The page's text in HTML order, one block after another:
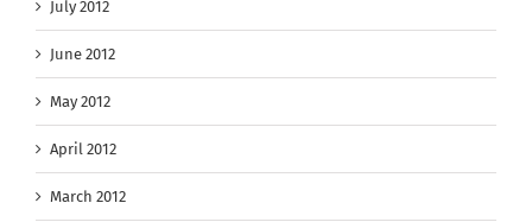
July 2012
June 2012
May 2012
April 2012
March 2012